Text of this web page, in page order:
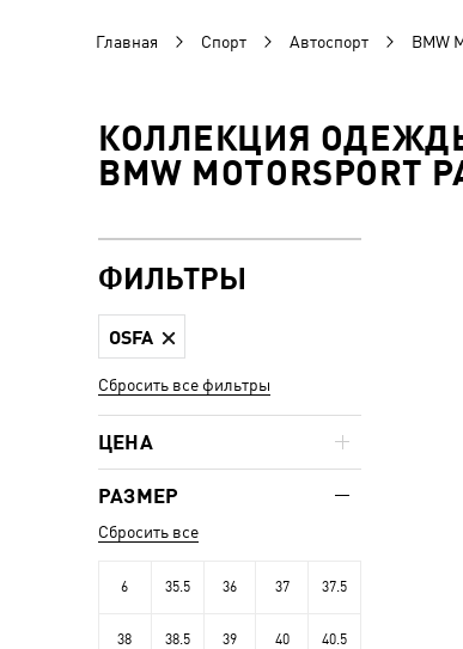
Главная Спорт Автоспорт BMW
КОЛЛЕКЦИЯ
BMW MOTORSPORT
ФИЛЬТРЫ
OSFA
Сбросить все фильтры
ЦЕНА
РАЗМЕР
Сбросить все
6 35.5 36 37 37.5
38 38.5 39 40 40.5